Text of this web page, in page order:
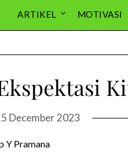
ARTIKEL MOTIVASI
December 2023
Y Pramana